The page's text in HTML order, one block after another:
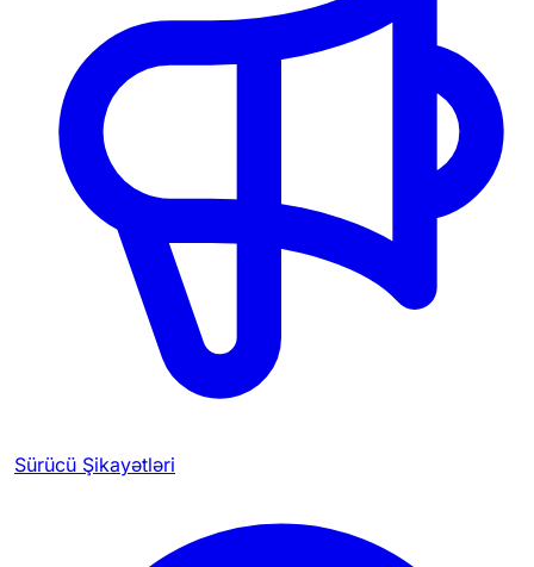
Sürücü Şikayətləri